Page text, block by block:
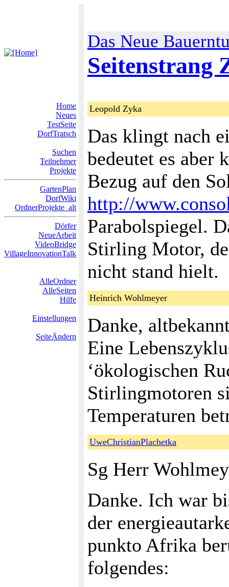
Das Neue
Seitenstrang
Home
Neues
TestSeite
DorfTratsch
Suchen
Teilnehmer
Projekte
GartenPlan
DorfWiki
OrdnerProjekte_alt
Dörfer
NeueArbeit
VideoBridge
VillageInnovationTalk
AlleOrdner
AlleSeiten
Hilfe
Einstellungen
SeiteÄndern
Leopold Zyka
Das klingt nach
bedeutet es aber
Bezug auf den
http://
Parabolspiegel.
Stirling Motor,
nicht stand hielt.
Heinrich Wohlmeyer
Danke,
Eine
‘ökologischen
Stirlingmotoren
Temperaturen
UweChristianPlachetka
Sg Herr
Danke. Ich war
der
punkto Afrika
folgendes: